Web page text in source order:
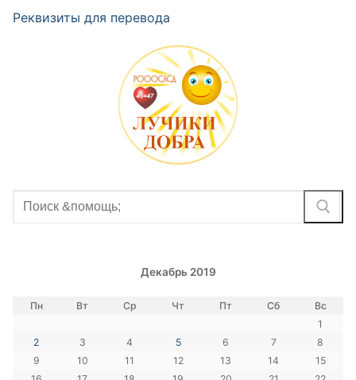
Реквизиты для перевода
Найти:
Декабрь 2019
Пн Вт Ср Чт Пт Сб
Вс
1
2
3 4 5 6 7
8
9
10 11 12 13 14
15